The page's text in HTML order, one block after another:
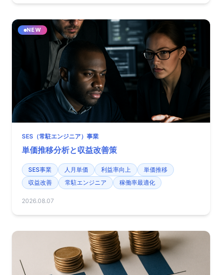
NEW
SES（常駐エンジニア）事業
単価推移分析と収益改善策
SES事業 人月単価 利益率向上
単価推移
収益改善
常駐エンジニア 稼働率最適化
2026.08.07